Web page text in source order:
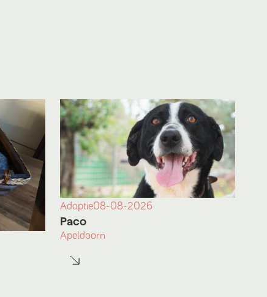
Adoptie08-08-2026
Paco
Apeldoorn